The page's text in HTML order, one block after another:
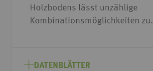
Holzbodens lässt unzählige
Kombinationsmöglichkeiten zu.
DATENBLÄTTER